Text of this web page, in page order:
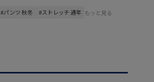
#パンツ 秋冬 #ストレッチ 通年 もっと見る